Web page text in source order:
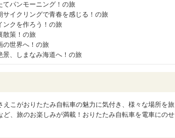
パンモーニング！の旅
イクリングで青春を感じる！の旅
クを作ろう！の旅
散策！の旅
世界へ！の旅
、しまなみ海道へ！の旅
こがおりたたみ自転車の魅力に気付き、様々な場所を旅
、旅のお楽しみが満載！おりたたみ自転車を電車にのせ